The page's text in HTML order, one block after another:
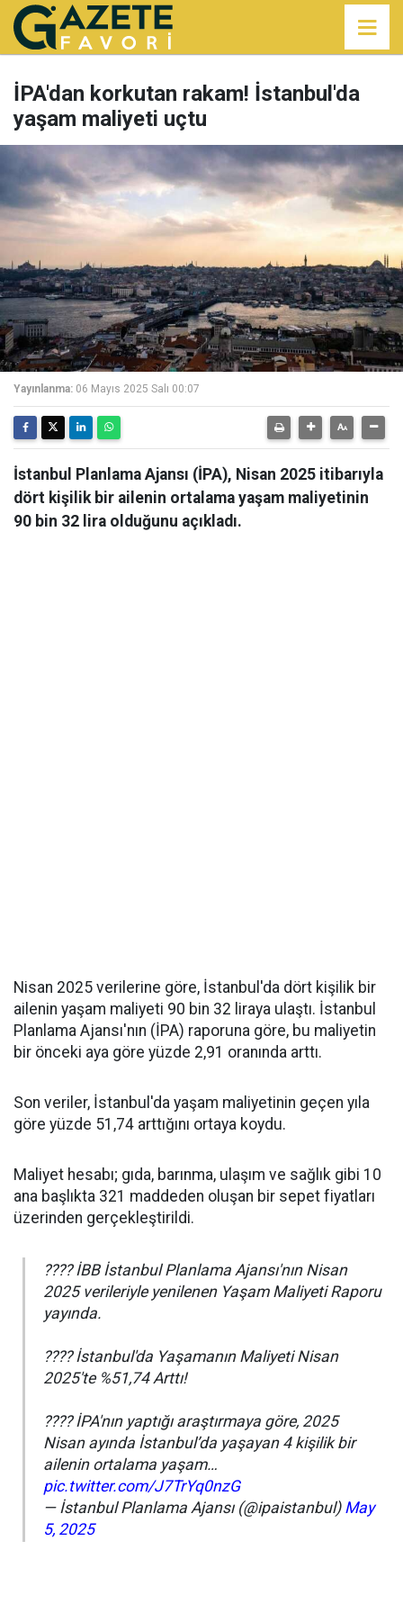
İPA'dan korkutan rakam! İstanbul'da
yaşam maliyeti uçtu
Yayınlanma: 06 Mayıs 2025 Salı 00:07
İstanbul Planlama Ajansı (İPA), Nisan 2025 itibarıyla
dört kişilik bir ailenin ortalama yaşam maliyetinin
90 bin 32 lira olduğunu açıkladı.
Nisan 2025 verilerine göre, İstanbul'da dört kişilik bir
ailenin yaşam maliyeti 90 bin 32 liraya ulaştı. İstanbul
Planlama Ajansı'nın (İPA) raporuna göre, bu maliyetin
bir önceki aya göre yüzde 2,91 oranında arttı.
Son veriler, İstanbul'da yaşam maliyetinin geçen yıla
göre yüzde 51,74 arttığını ortaya koydu.
Maliyet hesabı; gıda, barınma, ulaşım ve sağlık gibi 10
ana başlıkta 321 maddeden oluşan bir sepet fiyatları
üzerinden gerçekleştirildi.
???? İBB İstanbul Planlama Ajansı'nın Nisan
2025 verileriyle yenilenen Yaşam Maliyeti Raporu
yayında.
???? İstanbul'da Yaşamanın Maliyeti Nisan
2025'te %51,74 Arttı!
???? İPA'nın yaptığı araştırmaya göre, 2025
Nisan ayında İstanbul’da yaşayan 4 kişilik bir
ailenin ortalama yaşam…
pic.twitter.com/J7TrYq0nzG
— İstanbul Planlama Ajansı (@ipaistanbul) May
5, 2025